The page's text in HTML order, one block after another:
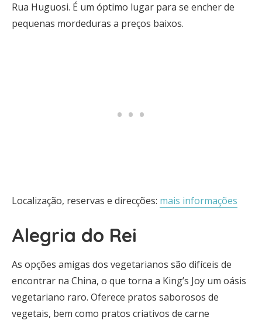
Rua Huguosi. É um óptimo lugar para se encher de
pequenas mordeduras a preços baixos.
Localização, reservas e direcções: mais informações
Alegria do Rei
As opções amigas dos vegetarianos são difíceis de
encontrar na China, o que torna a King’s Joy um oásis
vegetariano raro. Oferece pratos saborosos de
vegetais, bem como pratos criativos de carne